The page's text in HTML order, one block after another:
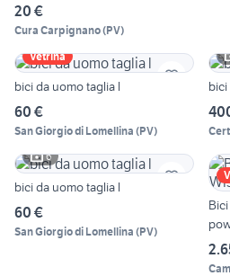
20 €
Cura Carpignano(PV)
Vetrina
bici da uomo taglia l
60 €
San Giorgio di Lomellina (PV)
6
bici da uomo taglia l
60 €
San Giorgio di Lomellina (PV)